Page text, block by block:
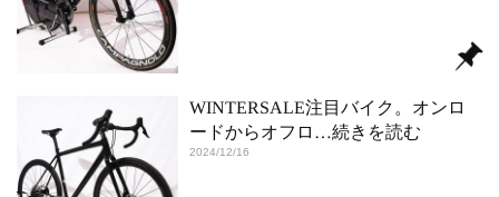
WINTERSALE注目バイク。オンロ
ードからオフロ …続きを読む
2024/12/16